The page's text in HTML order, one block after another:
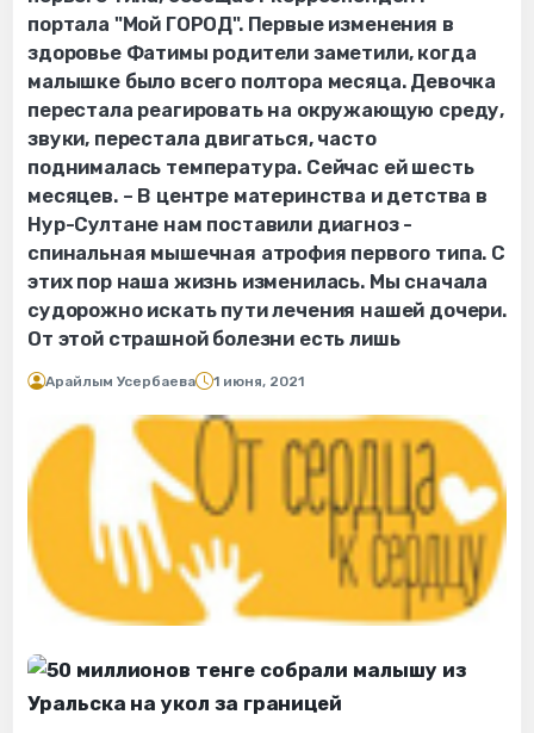
портала "Мой ГОРОД". Первые изменения в
здоровье Фатимы родители заметили, когда
малышке было всего полтора месяца. Девочка
перестала реагировать на окружающую среду,
звуки, перестала двигаться, часто
поднималась температура. Сейчас ей шесть
месяцев. – В центре материнства и детства в
Нур-Султане нам поставили диагноз -
спинальная мышечная атрофия первого типа. С
этих пор наша жизнь изменилась. Мы сначала
судорожно искать пути лечения нашей дочери.
От этой страшной болезни есть лишь
Арайлым Усербаева 1 июня, 2021